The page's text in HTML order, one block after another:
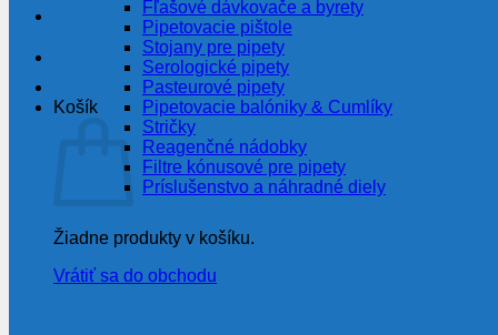
Košík
Žiadne produkty v košíku.
Vrátiť sa do obchodu
Fľašové dávkovače a byrety
Pipetovacie pištole
Stojany pre pipety
Serologické pipety
Pasteurové pipety
Pipetovacie balóniky & Cumlíky
Stričky
Reagenčné nádobky
Filtre kónusové pre pipety
Príslušenstvo a náhradné diely